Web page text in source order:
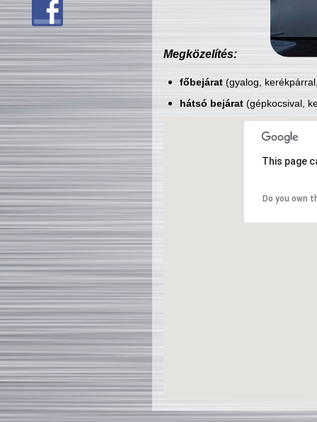
Megközelítés:
főbejárat(gyalog,
hátsó bejárat(gépkocsival,
This page
Do you own